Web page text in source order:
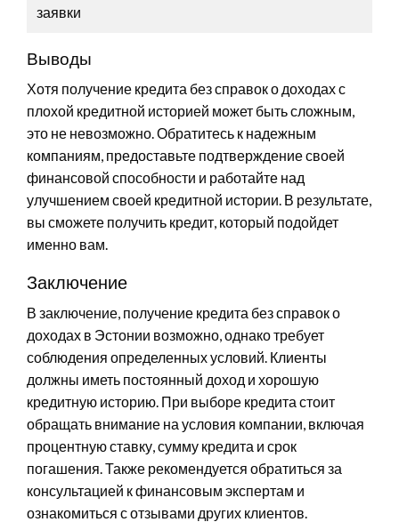
заявки
Выводы
Хотя получение кредита без справок о доходах с
плохой кредитной историей может быть сложным,
это не невозможно. Обратитесь к надежным
компаниям, предоставьте подтверждение своей
финансовой способности и работайте над
улучшением своей кредитной истории. В результате,
вы сможете получить кредит, который подойдет
именно вам.
Заключение
В заключение, получение кредита без справок о
доходах в Эстонии возможно, однако требует
соблюдения определенных условий. Клиенты
должны иметь постоянный доход и хорошую
кредитную историю. При выборе кредита стоит
обращать внимание на условия компании, включая
процентную ставку, сумму кредита и срок
погашения. Также рекомендуется обратиться за
консультацией к финансовым экспертам и
ознакомиться с отзывами других клиентов.